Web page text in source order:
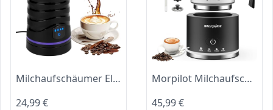
Milchaufschäumer Elektrisch, 4-in-1 Milchschäumer Elektrisch für Heißer und Kalter Milchschaum, Elektrischer Milchaufschäumer Automatische Abschaltung, Milk Frother
24,99 €
Morpilot Milchaufschäumer Elektrisch, 130-500ml 600W, 4 in 1 Milchschäumer für Heißer und Kalter, Spülmaschinenfest, Visuelles Glas, Latte-Design, Schwarz
45,99 €